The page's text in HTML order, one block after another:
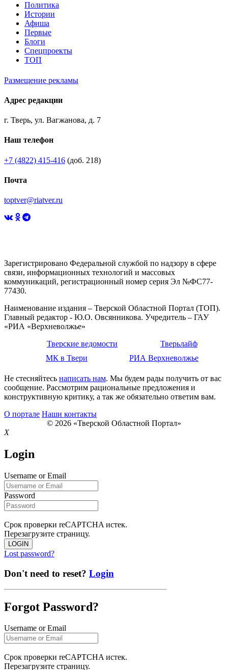
Политика
Истории
Афиша
Первые
Блоги
Спецпроекты
ТОП
Размещение рекламы
Адрес редакции
г. Тверь, ул. Вагжанова, д. 7
Наш телефон
+7 (4822) 415-416 (доб. 218)
Почта
toptver@riatver.ru
Зарегистрировано Федеральной службой по надзору в сфере
связи, информационных технологий и массовых
коммуникаций, регистрационный номер серия Эл №ФС77-
77430.
Наименование издания – Тверской Областной Портал (ТОП).
Главный редактор - Ю.О. Овсянникова. Учредитель – ГАУ
«РИА «Верхневолжье»
Тверские ведомости
Тверьлайф
МК в Твери
РИА Верхневолжье
Не стесняйтесь написать нам. Мы будем рады получить от вас
сообщение. Рассмотрим рациональные предложения и
конструктивную критику, а так же обязательно ответим вам.
О портале Наши контакты
© 2026 «Тверской Областной Портал»
X
Login
Username or Email
Password
Срок проверки reCAPTCHA истек.
Перезагрузите страницу.
LOGIN
Lost password?
Don't need to reset? Login
Forgot Password?
Username or Email
Срок проверки reCAPTCHA истек.
Перезагрузите страницу.